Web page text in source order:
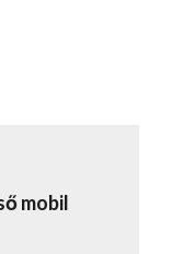
mobil